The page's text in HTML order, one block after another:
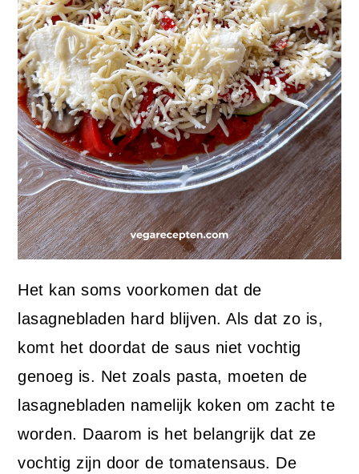
Het kan soms voorkomen dat de
lasagnebladen hard blijven. Als dat zo is,
komt het doordat de saus niet vochtig
genoeg is. Net zoals pasta, moeten de
lasagnebladen namelijk koken om zacht te
worden. Daarom is het belangrijk dat ze
vochtig zijn door de tomatensaus. De